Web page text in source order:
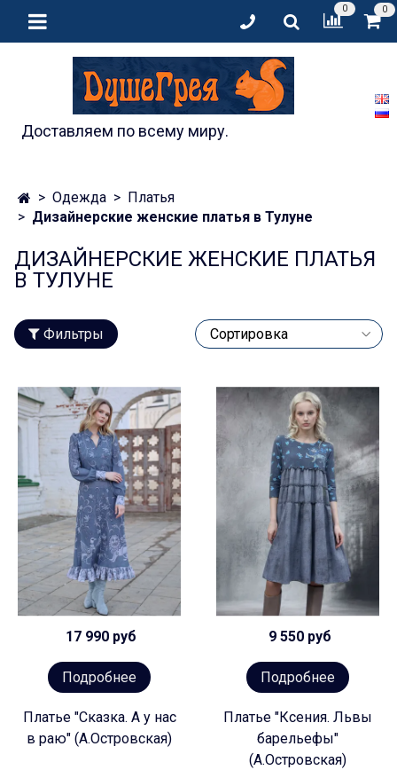
0 0
Доставляем по всему миру.
Одежда
Платья
Дизайнерские женские платья в Тулуне
ДИЗАЙНЕРСКИЕ ЖЕНСКИЕ ПЛАТЬЯ
В ТУЛУНЕ
Фильтры
17 990 руб
Подробнее
Платье "Сказка. А у нас
в раю" (А.Островская)
9 550 руб
Подробнее
Платье "Ксения. Львы
барельефы"
(А.Островская)